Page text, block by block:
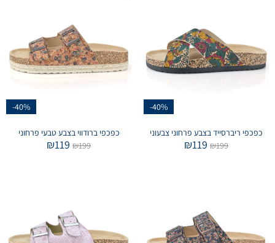
-40%
כפכפי ריברסייד בצבע פרחוני צבעוני
₪199
₪119
-40%
כפכפי ברודווי בצבע טבעי פרחוני
₪199
₪119